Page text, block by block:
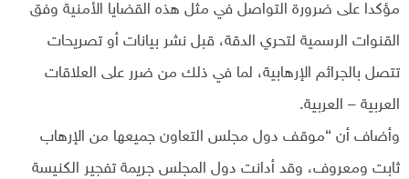
مؤكدا على ضرورة التواصل في مثل هذه القضايا الأمنية وفق
القنوات الرسمية لتحري الدقة، قبل نشر بيانات أو تصريحات
تتصل بالجرائم الإرهابية، لما في ذلك من ضرر على العلاقات
العربية – العربية.
وأضاف أن “موقف دول مجلس التعاون جميعها من الإرهاب
ثابت ومعروف، وقد أدانت دول المجلس جريمة تفجير الكنيسة